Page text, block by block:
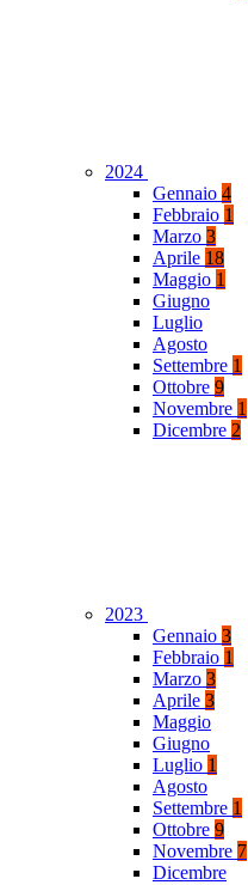
2024
Gennaio 4
Febbraio 1
Marzo 3
Aprile 18
Maggio 1
Giugno
Luglio
Agosto
Settembre 1
Ottobre 9
Novembre 1
Dicembre 2
2023
Gennaio 3
Febbraio 1
Marzo 3
Aprile 3
Maggio
Giugno
Luglio 1
Agosto
Settembre 1
Ottobre 9
Novembre 7
Dicembre